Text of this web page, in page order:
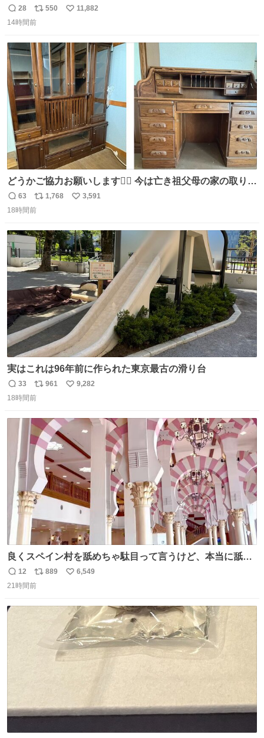
返
信
28
リ
ポ
ト
数
550
い
数
11,882
14時間前
どうかご協力お願いします🙇‍♂️ 今は亡き祖父母の家の取り壊
しが決まり、どうしても処分して欲しくない食器棚と机の
引き取り手を探しております この2つは私の祖母が当初一
さで亡くなりましたが、この家具達をとても大切にしてお
りました 続く↓
返
信
63
リ
ポ
ト
数
1,768
い
数
3,591
18時間前
実はこれは96年前に作られた東京最古の滑り台
返
信
33
リ
ポ
ト
数
961
い
9,282
18時間前
良くスペイン村を舐めちゃ駄目って言うけど、本当に舐め
ちゃ行けないのはスペィン村ホテル🏛🏨 だってロビーから
中庭抜けるだけでこの有様🤩 ディズニーホテル泊まってる
ニャは益々素晴らしい場所になってる
返
信
12
リ
ポ
889
い
数
6,549
21時間前